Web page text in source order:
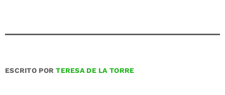
ESCRITO PORTERESA DE LA TORRE